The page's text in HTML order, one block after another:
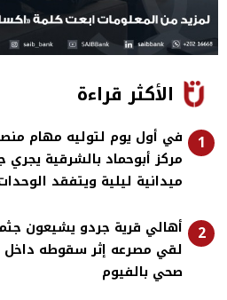
الأكثر قراءة
1
في أول يوم لتوليه مهام
مركز أبوحماد بالشرقية يجري
ميدانية ليلية ويتفقد
2
أهالي قرية جردو يشيعون
لقي مصرعه إثر سقوطه داخل
صحي بالفيوم